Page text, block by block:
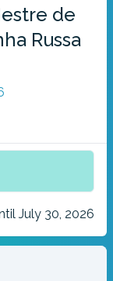
de
Russa
July 30, 2026